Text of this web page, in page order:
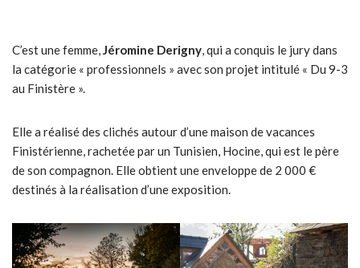
C’est une femme,Jéromine Derigny, qui a conquis le jury dans
la catégorie « professionnels » avec son projet intitulé « Du 9-3
au Finistère ».
Elle a réalisé des clichés autour d’une maison de vacances
Finistérienne, rachetée par un Tunisien, Hocine, qui est le père
de son compagnon. Elle obtient une enveloppe de 2 000 €
destinés à la réalisation d’une exposition.